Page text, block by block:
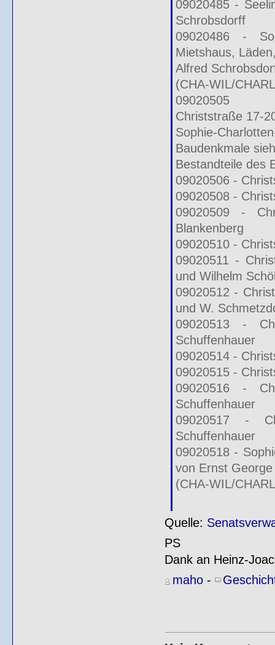
09020485 -
Schrobsdorff
09020486 -
Mietshaus,
Alfred
(CHA-WIL/
09020505
Christstraße 17-
Sophie-
Baudenkmale
Bestandteile des
09020506 -
09020508 -
09020509 -
Blankenberg
09020510 -
09020511 -
und Wilhelm
09020512 -
und W.
09020513 -
Schuffenhauer
09020514 -
09020515 -
09020516 -
Schuffenhauer
09020517 -
Schuffenhauer
09020518 -
von Ernst George
(CHA-WIL/
Quelle:
PS
Dank an Heinz-
maho-